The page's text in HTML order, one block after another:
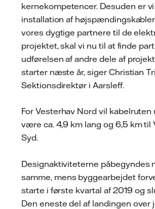
kernekompetencer. Desuden er
installation af
vores dygtige partnere til de
projektet, skal vi nu til at finde
udførelsen af andre dele af
starter næste år, siger Christian
Sektionsdirektør i Aarsleff.
For Vesterhav Nord vil kabelruten
være ca. 4,9 km lang og 6,5 km til
Syd.
Designaktiviteterne påbegyndes
samme, mens byggearbejdet
starte i første kvartal af 2019 og
Den eneste del af landingen over